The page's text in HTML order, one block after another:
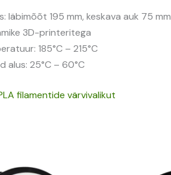
läbimõõt 195 mm, keskava auk 75 mm
3D-printeritega
185°C – 215°C
alus: 25°C – 60°C
filamentide värvivalikut